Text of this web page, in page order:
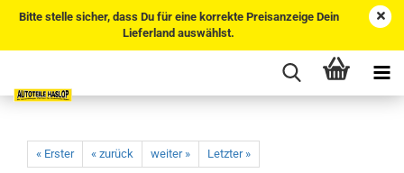
Bitte stelle sicher, dass Du für eine korrekte Preisanzeige Dein
Lieferland auswählst.
« Erster « zurück weiter »
Letzter »